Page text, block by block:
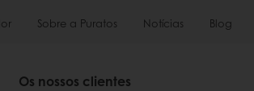
Sobre a Puratos Notícias Blog
Os nossos clientes